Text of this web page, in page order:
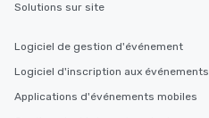
Solutions sur site
Logiciel de gestion d'événement
Logiciel d'inscription aux événements
Applications d'événements mobiles